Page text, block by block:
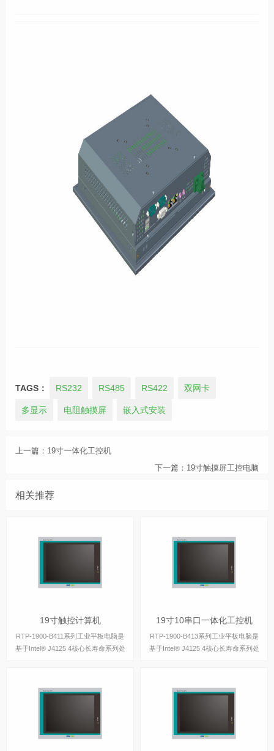
TAGS： RS232 RS485 RS422 双网卡
多显示 电阻触摸屏 嵌入式安装
上一篇： 19寸一体化工控机
下一篇： 19寸触摸屏工控电脑
相关推荐
19寸触控计算机
RTP-1900-B411系列工业平板电脑是
基于Intel® J4125 4核心长寿命系列处
19寸10串口一体化工控机
RTP-1900-B413系列工业平板电脑是
基于Intel® J4125 4核心长寿命系列处